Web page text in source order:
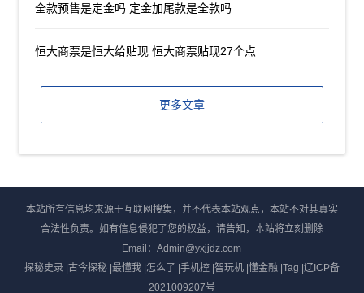
全款预售是定金吗 定金加尾款是全款吗
恒大商票是恒大给贴现 恒大商票贴现27个点
更多文章
本站所有信息均来源于互联网搜集，并不代表本站观点，本站不对其真实
合法性负责。如有信息侵犯了您的权益，请告知，本站将立刻删除
Email：Admin@yxjjdz.com
探秘史录|古今探秘|最懂我|怎么了 |手机控|智玩机|懂金融 |Tag |辽ICP备
2021009207号